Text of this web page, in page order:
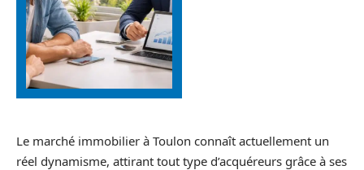
Le marché immobilier à Toulon connaît actuellement un
réel dynamisme, attirant tout type d’acquéreurs grâce à ses